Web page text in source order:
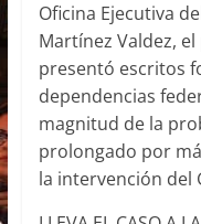
Oficina Ejecutiva
Martínez Valdez,
presentó escritos
dependencias
magnitud de la
prolongado por
la intervención del